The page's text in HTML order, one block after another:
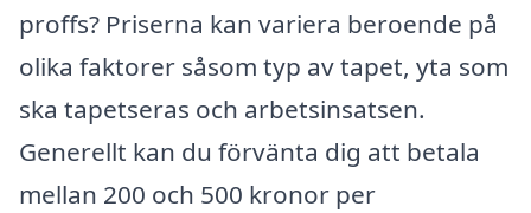
proffs? Priserna kan variera beroende på
olika faktorer såsom typ av tapet, yta som
ska tapetseras och arbetsinsatsen.
Generellt kan du förvänta dig att betala
mellan 200 och 500 kronor per